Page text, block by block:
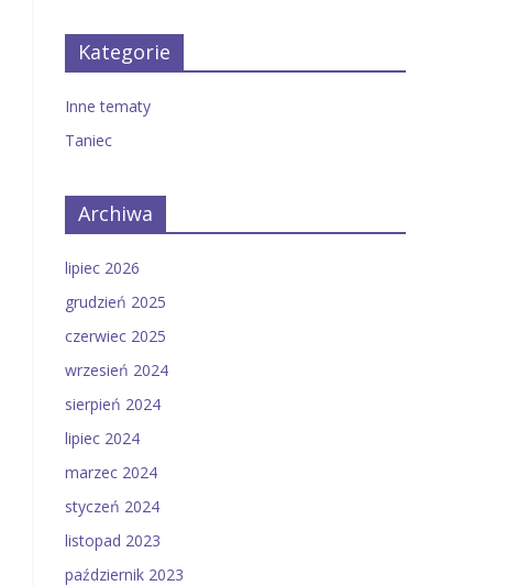
Kategorie
Inne tematy
Taniec
Archiwa
lipiec 2026
grudzień 2025
czerwiec 2025
wrzesień 2024
sierpień 2024
lipiec 2024
marzec 2024
styczeń 2024
listopad 2023
październik 2023